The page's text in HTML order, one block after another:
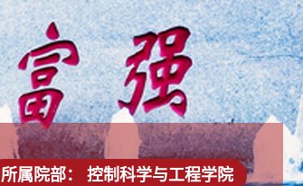
所属院部： 控制科学与工程学院